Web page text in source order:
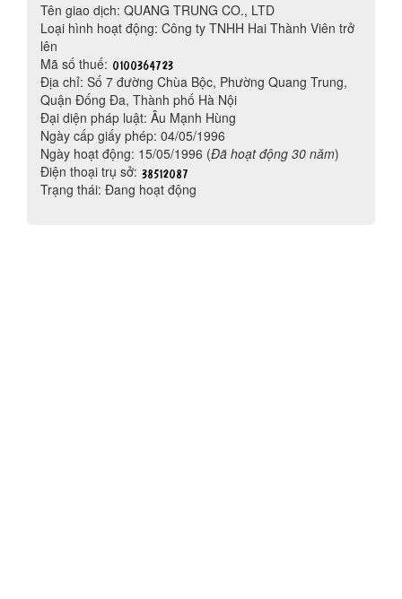
Tên giao dịch: QUANG TRUNG CO., LTD
Loại hình hoạt động: Công ty TNHH Hai Thành Viên trở
lên
Mã số thuế:
Địa chỉ: Số 7 đường Chùa Bộc, Phường Quang Trung,
Quận Đống Đa, Thành phố Hà Nội
Đại diện pháp luật: Âu Mạnh Hùng
Ngày cấp giấy phép: 04/05/1996
Ngày hoạt động: 15/05/1996 (Đã hoạt động 30 năm)
Điện thoại trụ sở:
Trạng thái: Đang hoạt động